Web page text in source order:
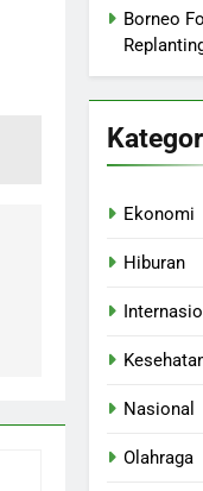
Borneo
Ekonomi
Hiburan
Nasional
Olahraga